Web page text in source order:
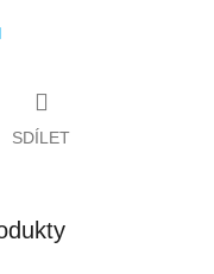
SDÍLET